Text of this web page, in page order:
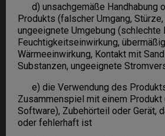
d) unsachgemäße Handhabung
Produkts (falscher Umgang,
ungeeignete Umgebung (schlechte
Feuchtigkeitseinwirkung,
Wärmeeinwirkung, Kontakt mit
Substanzen, ungeeignete
e) die Verwendung des
Zusammenspiel mit einem Produkt
Software), Zubehörteil oder Gerät,
oder fehlerhaft ist